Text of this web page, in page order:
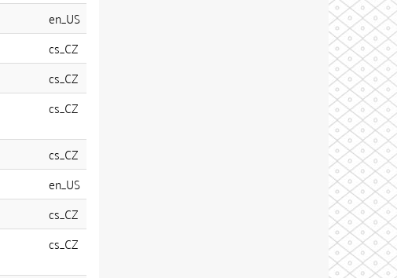
en_US
cs_CZ
cs_CZ
cs_CZ
cs_CZ
en_US
cs_CZ
cs_CZ